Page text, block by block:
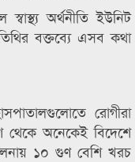
অর্থনীতি ইউনিট
বক্তব্যে এসব কথা
রোগীরা
থেকে অনেকেই বিদেশে
১০ গুণ বেশি খরচ